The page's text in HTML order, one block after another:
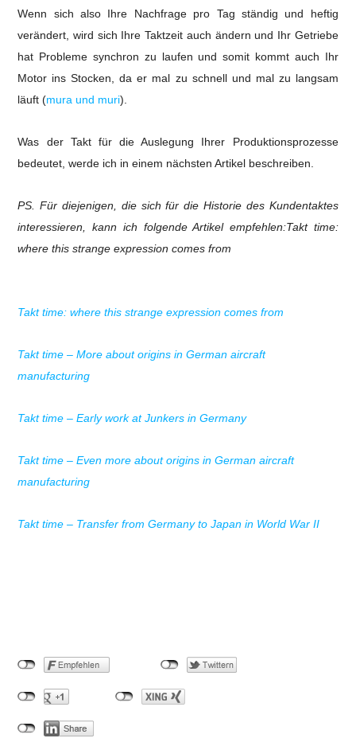
Wenn sich also Ihre Nachfrage pro Tag ständig und heftig
verändert, wird sich Ihre Taktzeit auch ändern und Ihr Getriebe
hat Probleme synchron zu laufen und somit kommt auch Ihr
Motor ins Stocken, da er mal zu schnell und mal zu langsam
läuft (mura und muri).
Was der Takt für die Auslegung Ihrer Produktionsprozesse
bedeutet, werde ich in einem nächsten Artikel beschreiben.
PS. Für diejenigen, die sich für die Historie des Kundentaktes
interessieren, kann ich folgende Artikel empfehlen:Takt time:
where this strange expression comes from
Takt time: where this strange expression comes from
Takt time – More about origins in German aircraft
manufacturing
Takt time – Early work at Junkers in Germany
Takt time – Even more about origins in German aircraft
manufacturing
Takt time – Transfer from Germany to Japan in World War II